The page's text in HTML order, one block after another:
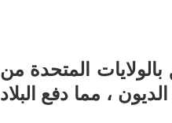
المتحدة من
، مما دفع البلاد